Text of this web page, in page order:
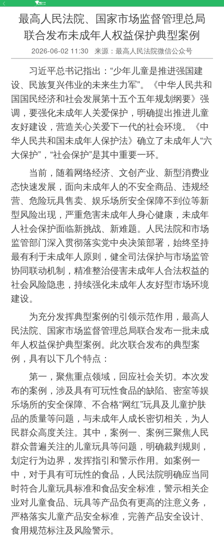
最高人民法院、国家市场监督管理总局
联合发布未成年人权益保护典型案例
2026-06-02 11:30 来源：最高人民法院微信公众号
习近平总书记指出：“少年儿童是推进强国建
设、民族复兴伟业的未来生力军”。《中华人民共和
国国民经济和社会发展第十五个五年规划纲要》强
调，要强化未成年人关爱保护，明确提出推进儿童
友好建设，营造关心关爱下一代的社会环境。《中
华人民共和国未成年人保护法》确立了未成年人“六
大保护”，“社会保护”是其中重要一环。
当前，随着网络经济、文创产业、新型消费业
态快速发展，面向未成年人的不安全商品、违规经
营、危险玩具售卖、娱乐场所安全保障不到位等新
型风险出现，严重危害未成年人身心健康，未成年
人社会保护面临新挑战、新难题。人民法院和市场
监管部门深入贯彻落实党中央决策部署，始终坚持
最有利于未成年人原则，健全司法保护与市场监管
协同联动机制，精准整治侵害未成年人合法权益的
社会风险隐患，持续强化未成年人友好型市场环境
建设。
为充分发挥典型案例的引领示范作用，最高人
民法院、国家市场监督管理总局联合发布一批未成
年人权益保护典型案例。此次联合发布的典型案
例，具有以下几个特点：
第一，聚焦重点领域，回应社会关切。本次发
布的案例，涉及具有可玩性食品的缺陷、密室等娱
乐场所的安全保障、不合格“网红”玩具及儿童护肤
品的质量等问题，与未成年人成长密切相关，为人
民群众高度关注。其中，案例一、案例三聚焦人民
群众普遍关注的儿童玩具等问题，明确裁判规则，
划定行为边界，发挥指引和警示作用。如案例一
中，对于具有可玩性的食品，人民法院明确应当同
时符合儿童玩具标准和食品安全标准，警示相关企
业对儿童食品、玩具等产品负有更高的注意义务，
严格落实儿童产品安全标准，完善产品安全设计、
食用规范标注及风险警示。